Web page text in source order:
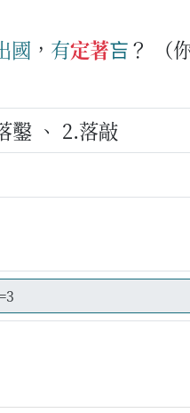
國 ， 有定著吂？
（
鑿 、 2.落敲